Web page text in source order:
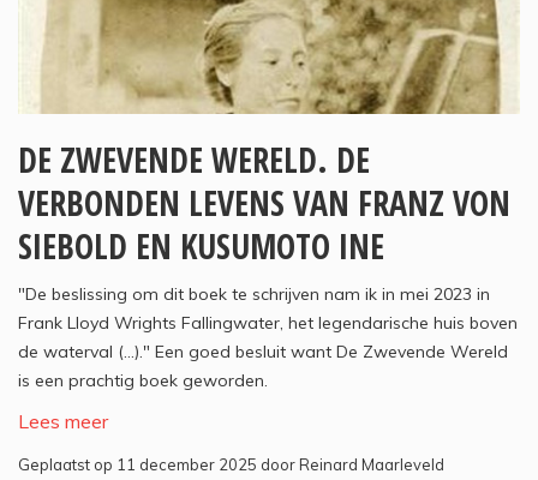
DE ZWEVENDE WERELD. DE
VERBONDEN LEVENS VAN FRANZ VON
SIEBOLD EN KUSUMOTO INE
"De beslissing om dit boek te schrijven nam ik in mei 2023 in
Frank Lloyd Wrights Fallingwater, het legendarische huis boven
de waterval (...)." Een goed besluit want De Zwevende Wereld
is een prachtig boek geworden.
Lees meer
Geplaatst op 11 december 2025 door Reinard Maarleveld